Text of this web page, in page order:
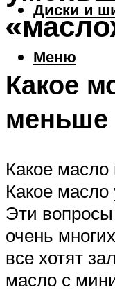
Диски и
Меню
Какое
меньше
Какое масло
Какое масло
Эти
очень
все хотят
масло с